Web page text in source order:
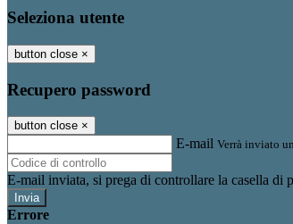
Seleziona utente
button close ×
Recupero password
button close ×
E-mail Verrà inviato
E-mail inviata, si prega di controllare la casella di
Errore